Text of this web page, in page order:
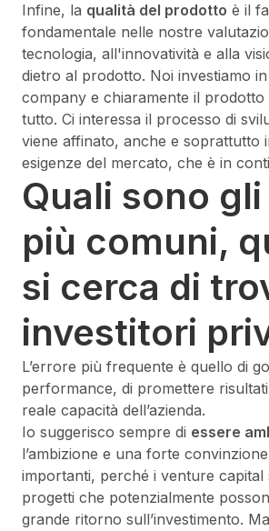
Infine, la qualità del prodotto è il
fondamentale nelle nostre
tecnologia, all'innovatività e alla
dietro al prodotto. Noi investiamo
company e chiaramente il prodotto
tutto. Ci interessa il processo di
viene affinato, anche e soprattutto
esigenze del mercato, che è in
Quali sono
più comuni,
si cerca di
investitori
L’errore più frequente è quello di
performance, di promettere
reale capacità dell’azienda.
Io suggerisco sempre di essere
l’ambizione e una forte
importanti, perché i venture capital
progetti che potenzialmente
grande ritorno sull’investimento.